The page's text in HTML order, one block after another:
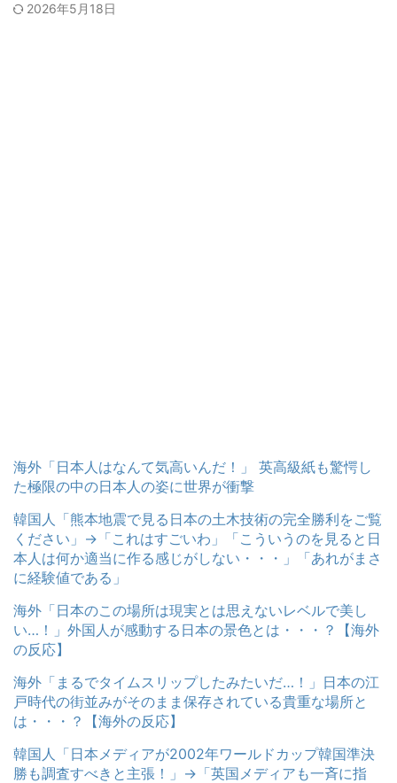
2026年5月18日
海外「日本人はなんて気高いんだ！」 英高級紙も驚愕し
た極限の中の日本人の姿に世界が衝撃
韓国人「熊本地震で見る日本の土木技術の完全勝利をご覧
ください」→「これはすごいわ」「こういうのを見ると日
本人は何か適当に作る感じがしない・・・」「あれがまさ
に経験値である」
海外「日本のこの場所は現実とは思えないレベルで美し
い…！」外国人が感動する日本の景色とは・・・？【海外
の反応】
海外「まるでタイムスリップしたみたいだ…！」日本の江
戸時代の街並みがそのまま保存されている貴重な場所と
は・・・？【海外の反応】
韓国人「日本メディアが2002年ワールドカップ韓国準決
勝も調査すべきと主張！」→「英国メディアも一斉に指